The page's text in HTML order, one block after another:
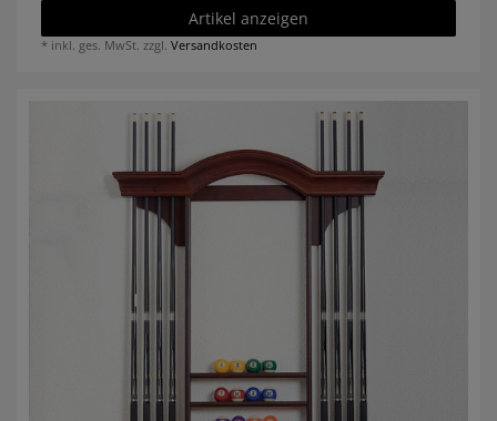
Artikel anzeigen
* inkl. ges. MwSt. zzgl.Versandkosten